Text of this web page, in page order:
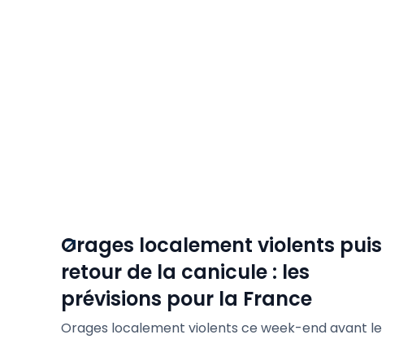
Orages localement violents puis
retour de la canicule : les
prévisions pour la France
Orages localement violents ce week-end avant le